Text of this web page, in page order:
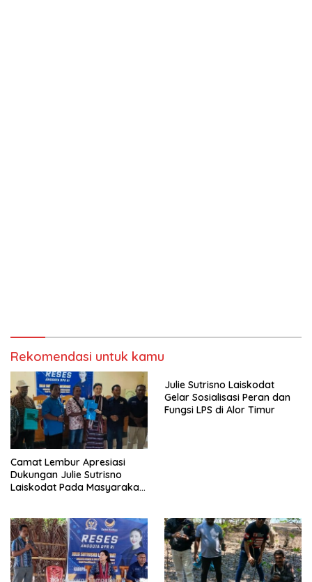
Rekomendasi untuk kamu
Camat Lembur Apresiasi
Dukungan Julie Sutrisno
Laiskodat Pada Masyarakat
Julie Sutrisno Laiskodat
Gelar Sosialisasi Peran dan
Fungsi LPS di Alor Timur